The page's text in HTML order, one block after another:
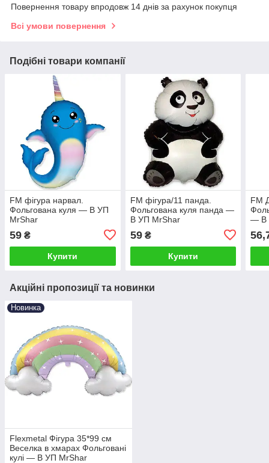
Повернення товару впродовж 14 днів за рахунок покупця
Всі умови повернення
Подібні товари компанії
FМ фігура нарвал.
Фольгована куля — В УП
MrShar
59 ₴
Купити
FМ фігура/11 панда.
Фольгована куля панда —
В УП MrShar
59₴
Купити
FМ
— В
Акційні пропозиції та новинки
Новинка
Flexmetal Фігура 35*99 см
Веселка в хмарах Фольговані
кулі — В УП MrShar